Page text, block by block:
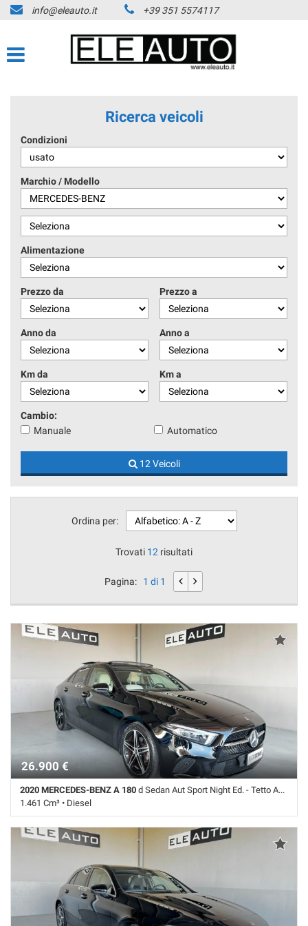
info@eleauto.it +39 351 5574117
Ricerca veicoli
Condizioni
Marchio / Modello
Alimentazione
Prezzo da Prezzo a
Anno da Anno a
Km da Km a
Cambio:
Manuale
Automatico
12 Veicoli
Ordina per:
Trovati 12 risultati
Pagina: 1 di 1
26.900 €
2020 MERCEDES-BENZ A 180 d Sedan Aut Sport Night Ed. - Tetto Apr. - Ambient
1.461 Cm³ • Diesel
69.000 Km • Cambio Automatico (6) • Nero metallizzato • 4 Porte •
360° camera • ABS • Airbag • Airbag laterali • Airbag Passeggero •
Airbag testa • Android Auto • Apple CarPlay • Autoradio • Autoradio
digitale • Bluetooth • Cambio Automatico • Cerchi in lega • Cerchi lega
18" • Chiusura centralizzata • Controllo automatico clima • Controllo
elettronico della corsia • Controllo trazione • Cruise Control • ESP • Fari
full-LED • Filtro antiparticolato • Frenata d'emergenza assistita •
Immobilizzatore elettronico • Interni in pelle • Leve al volante • Luce